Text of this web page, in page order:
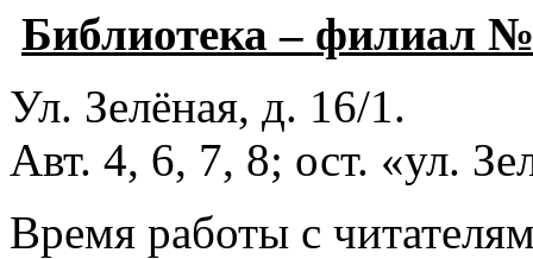
Библиотека – филиал
Ул. Зелёная, д. 16/1.
Авт. 4, 6, 7, 8; ост. «ул.
Время работы с